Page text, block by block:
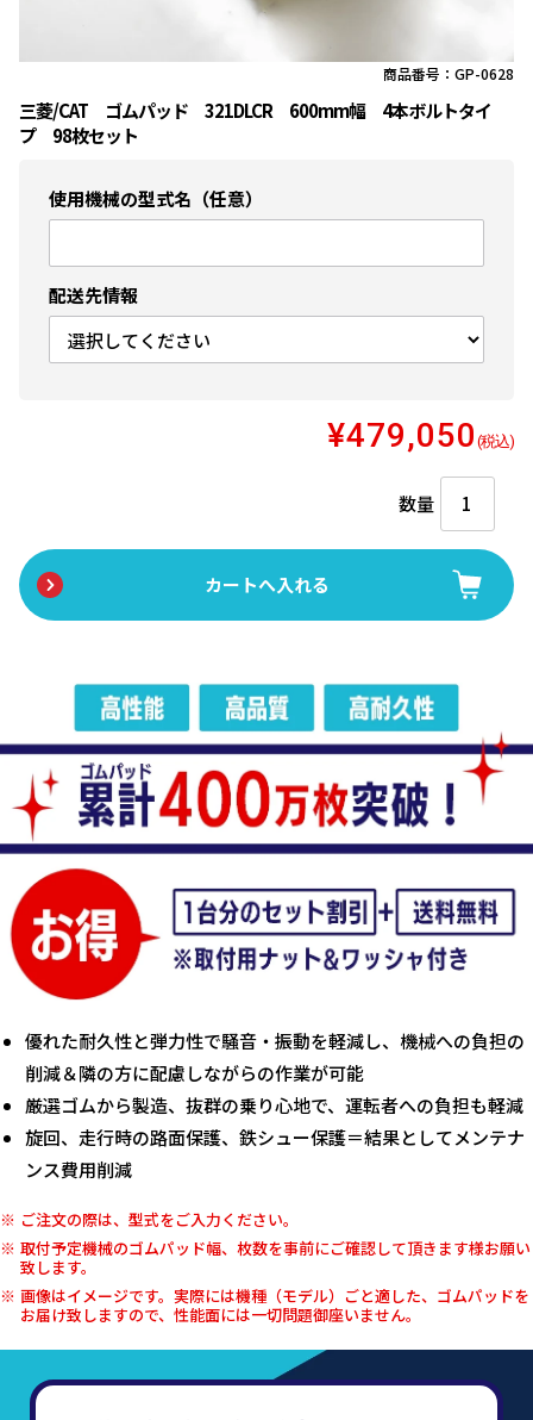
商品番号：GP-0628
三菱/CAT ゴムパッド 321DLCR 600mm幅 4本ボルトタイ
プ 98枚セット
使用機械の型式名（任意）
配送先情報
¥479,050 (税込)
数量
優れた耐久性と弾力性で騒音・振動を軽減し、機械への負担の
削減＆隣の方に配慮しながらの作業が可能
厳選ゴムから製造、抜群の乗り心地で、運転者への負担も軽減
旋回、走行時の路面保護、鉄シュー保護＝結果としてメンテナ
ンス費用削減
ご注文の際は、型式をご入力ください。
取付予定機械のゴムパッド幅、枚数を事前にご確認して頂きます様お願い
致します。
画像はイメージです。実際には機種（モデル）ごと適した、ゴムパッドを
お届け致しますので、性能面には一切問題御座いません。